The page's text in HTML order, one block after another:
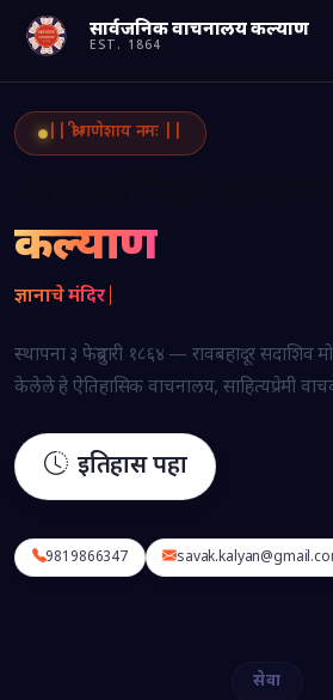
Powered
सार्वजनिक वाचनालय कल्याण
EST. 1864
|| श्री गणेशाय नमः ||
कल्याण
ज्ञानाचे मंदिर|
स्थापना ३ फेब्रुवारी १८६४ — रावबहादूर सदाशिव
केलेले हे ऐतिहासिक वाचनालय, साहित्यप्रेमी
इतिहास पहा
9819866347
सेवा